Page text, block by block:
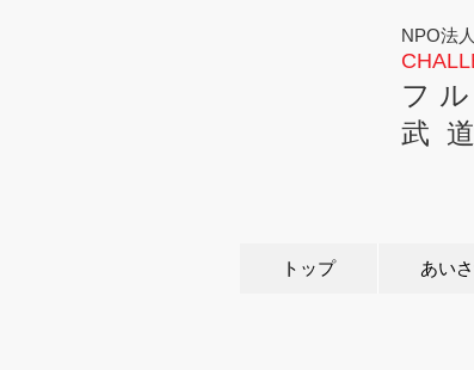
フ
武
NPO法
トップ あい